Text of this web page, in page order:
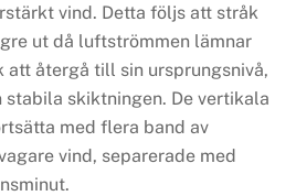
vind. Detta följs att stråk
ut då luftströmmen lämnar
att återgå till sin ursprungsnivå,
stabila skiktningen. De vertikala
med flera band av
vind, separerade med